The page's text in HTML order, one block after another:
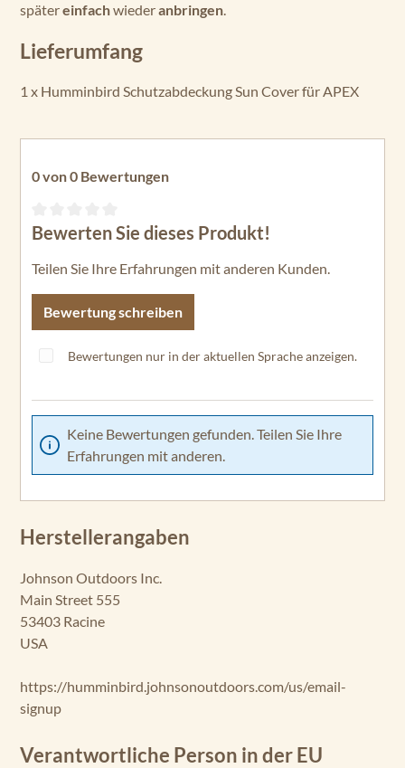
spätereinfachwiederanbringen.
Lieferumfang
1 x Humminbird Schutzabdeckung Sun Cover für APEX
0 von 0 Bewertungen
Durchschnittliche Bewertung von 0 von 5 Sternen
Bewerten Sie dieses Produkt!
Teilen Sie Ihre Erfahrungen mit anderen Kunden.
Bewertung schreiben
Bewertungen nur in der aktuellen Sprache anzeigen.
Keine Bewertungen gefunden. Teilen Sie Ihre
Erfahrungen mit anderen.
Herstellerangaben
Johnson Outdoors Inc.
Main Street 555
53403 Racine
USA
https://humminbird.johnsonoutdoors.com/us/email-
signup
Verantwortliche Person in der EU